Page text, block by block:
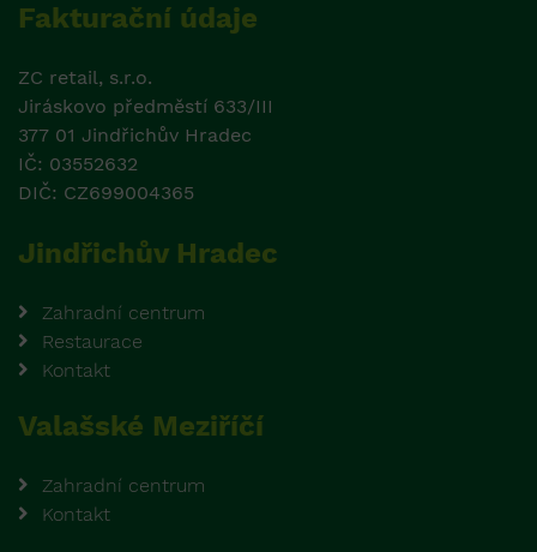
Fakturační údaje
ZC retail, s.r.o.
Jiráskovo předměstí 633/III
377 01 Jindřichův Hradec
IČ: 03552632
DIČ: CZ699004365
Jindřichův Hradec
Zahradní centrum
Restaurace
Kontakt
Valašské Meziříčí
Zahradní centrum
Kontakt